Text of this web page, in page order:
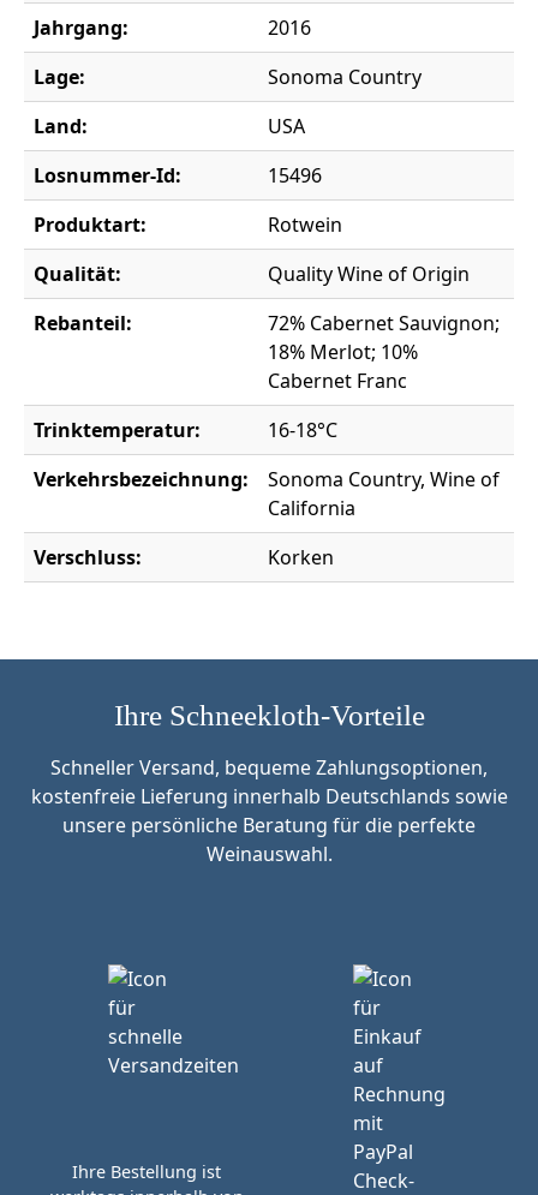
Jahrgang:
2016
Lage:
Sonoma Country
Land:
USA
Losnummer-Id:
15496
Produktart:
Rotwein
Qualität:
Quality Wine of Origin
Rebanteil:
72% Cabernet Sauvignon;
18% Merlot; 10%
Cabernet Franc
Trinktemperatur:
16-18°C
Verkehrsbezeichnung:
Sonoma Country, Wine of
California
Verschluss:
Korken
Ihre Schneekloth-Vorteile
Schneller Versand, bequeme Zahlungsoptionen,
kostenfreie Lieferung innerhalb Deutschlands sowie
unsere persönliche Beratung für die perfekte
Weinauswahl.
Ihre Bestellung ist